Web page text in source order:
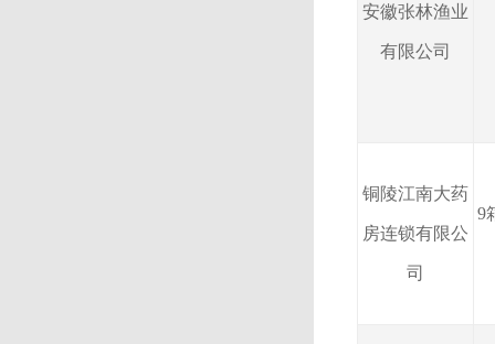
安徽张林渔业
有限公司
铜陵江南大药
房连锁有限公
司
9